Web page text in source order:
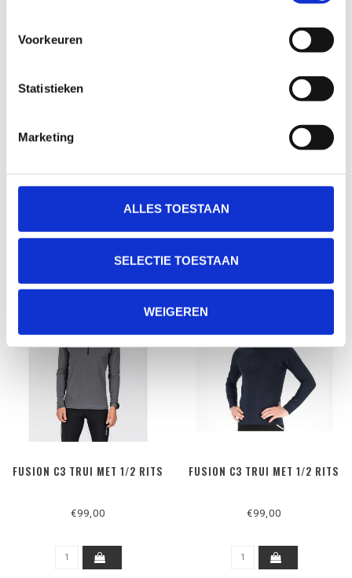
Voorkeuren
Statistieken
Marketing
ALLES TOESTAAN
SELECTIE TOESTAAN
WEIGEREN
FUSION RECHARGE HOODIE
FUSION RECHARGE HOODIE
FUSION C3 TRUI MET 1/2 RITS
€99,00
FUSION C3 TRUI MET 1/2 RITS
€99,00